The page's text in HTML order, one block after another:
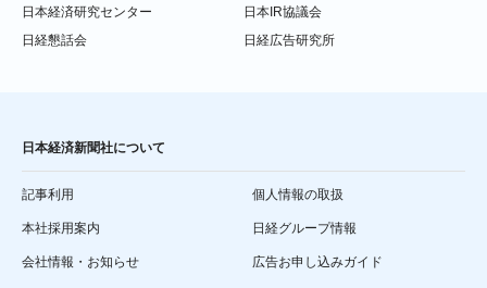
日本経済研究センター
日本IR協議会
日経懇話会
日経広告研究所
日本経済新聞社について
記事利用 個人情報の取扱
本社採用案内 日経グループ情報
会社情報・お知らせ 広告お申し込みガイド